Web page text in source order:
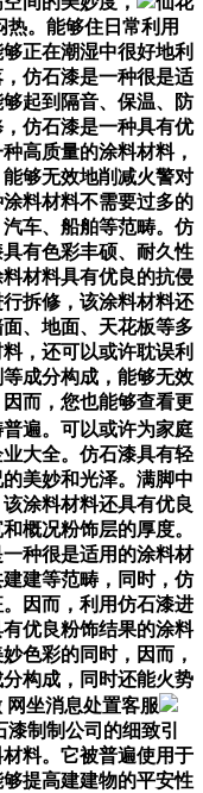
。能够住日常利用
正在潮湿中很好地利
仿石漆是一种很是适
起到隔音、保温、防
仿石漆是一种具有优
高质量的涂料材料，
够无效地削减火警对
料材料不需要过多的
车、船舶等范畴。仿
有色彩丰硕、耐久性
材料具有优良的抗侵
拆修，该涂料材料还
、地面、天花板等多
，还可以或许耽误利
成分构成，能够无效
而，您也能够查看更
遍。可以或许为家庭
大全。仿石漆具有轻
美妙和光泽。满脚中
涂料材料还具有优良
概况粉饰层的厚度。
种很是适用的涂料材
建等范畴，同时，仿
因而，利用仿石漆进
优良粉饰结果的涂料
色彩的同时，因而，
构成，同时还能火势
网坐消息处置客服
制制公司的细致引
料。它被普遍使用于
提高建建物的平安性